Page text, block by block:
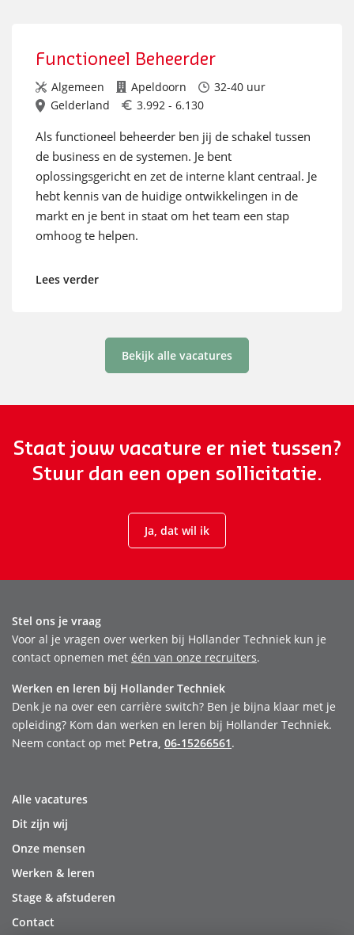
Functioneel Beheerder
Algemeen Apeldoorn
32-40 uur
Gelderland
3.992 - 6.130
Als functioneel beheerder ben jij de schakel tussen
de business en de systemen. Je bent
oplossingsgericht en zet de interne klant centraal. Je
hebt kennis van de huidige ontwikkelingen in de
markt en je bent in staat om het team een stap
omhoog te helpen.
Lees verder
Bekijk alle vacatures
Staat jouw vacature er niet tussen?
Stuur dan een open sollicitatie.
Ja, dat wil ik
Stel ons je vraag
Voor al je vragen over werken bij Hollander Techniek kun je
contact opnemen met één van onze recruiters.
Werken en leren bij Hollander Techniek
Denk je na over een carrière switch? Ben je bijna klaar met je
opleiding? Kom dan werken en leren bij Hollander Techniek.
Neem contact op met Petra, 06-15266561.
Alle vacatures
Dit zijn wij
Onze mensen
Werken & leren
Stage & afstuderen
Contact